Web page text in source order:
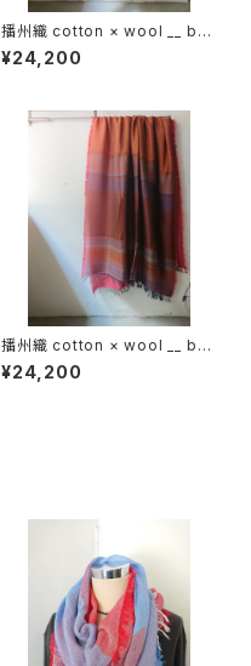
播州織 cotton × wool __ bor
der 220-120 落葉GK
¥24,200
播州織 cotton × wool __ bor
der 220-120 秋夕GK
¥24,200